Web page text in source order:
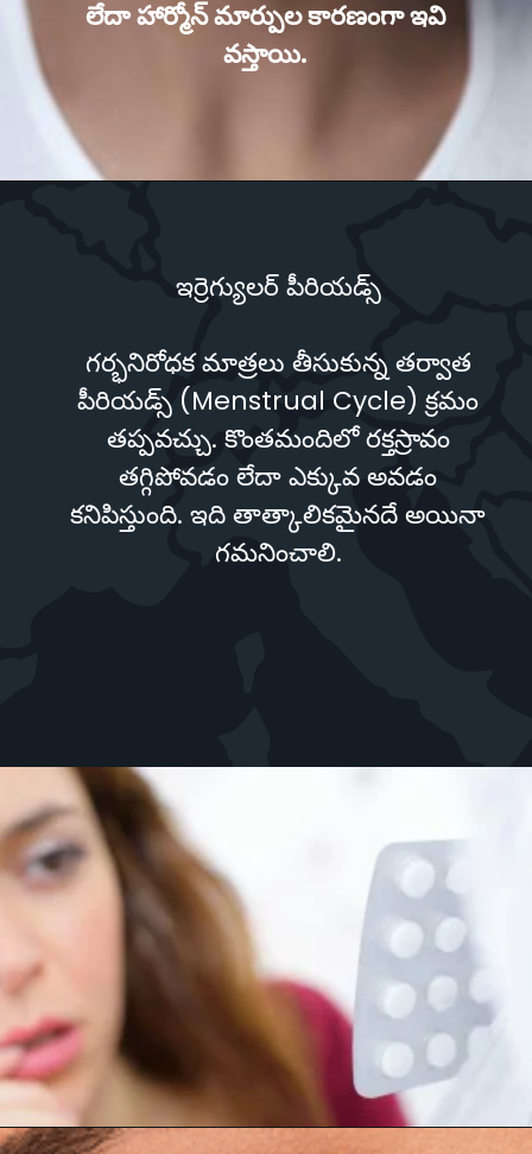
లేదా హార్మోన్ మార్పుల కారణంగా ఇవి
వస్తాయి.
ఇర్రెగ్యులర్ పీరియడ్స్
గర్భనిరోధక మాత్రలు తీసుకున్న తర్వాత
పీరియడ్స్ (Menstrual Cycle) క్రమం
తప్పవచ్చు. కొంతమందిలో రక్తస్రావం
తగ్గిపోవడం లేదా ఎక్కువ అవడం
కనిపిస్తుంది. ఇది తాత్కాలికమైనదే అయినా
గమనించాలి.